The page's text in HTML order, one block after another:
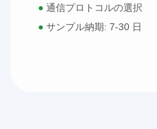
●通信プロトコルの選択
●サンプル納期: 7-30 日